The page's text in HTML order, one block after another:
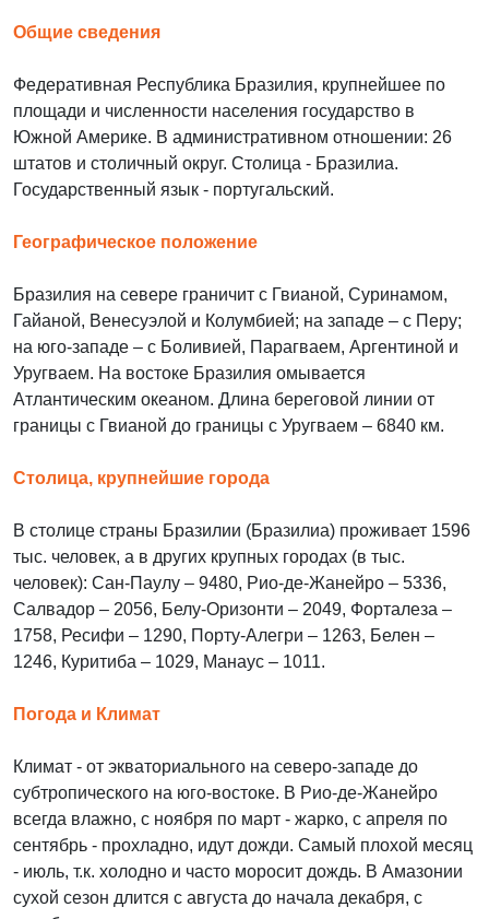
Общие сведения
Федеративная Республика Бразилия, крупнейшее по
площади и численности населения государство в
Южной Америке. В административном отношении: 26
штатов и столичный округ. Столица - Бразилиа.
Государственный язык - португальский.
Географическое положение
Бразилия на севере граничит с Гвианой, Суринамом,
Гайаной, Венесуэлой и Колумбией; на западе – с Перу;
на юго-западе – с Боливией, Парагваем, Аргентиной и
Уругваем. На востоке Бразилия омывается
Атлантическим океаном. Длина береговой линии от
границы с Гвианой до границы с Уругваем – 6840 км.
Столица, крупнейшие города
В столице страны Бразилии (Бразилиа) проживает 1596
тыс. человек, а в других крупных городах (в тыс.
человек): Сан-Паулу – 9480, Рио-де-Жанейро – 5336,
Салвадор – 2056, Белу-Оризонти – 2049, Форталеза –
1758, Ресифи – 1290, Порту-Алегри – 1263, Белен –
1246, Куритиба – 1029, Манаус – 1011.
Погода и Климат
Климат - от экваториального на северо-западе до
субтропического на юго-востоке. В Рио-де-Жанейро
всегда влажно, с ноября по март - жарко, с апреля по
сентябрь - прохладно, идут дожди. Самый плохой месяц
- июль, т.к. холодно и часто моросит дождь. В Амазонии
сухой сезон длится с августа до начала декабря, с